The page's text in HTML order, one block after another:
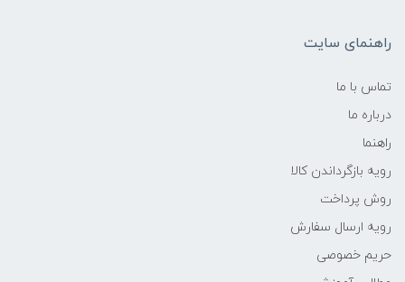
راهنمای سایت
تماس با ما
درباره ما
راهنما
رویه‌ بازگرداندن کالا
روش پرداخت
رویه ارسال سفارش
حریم خصوصی